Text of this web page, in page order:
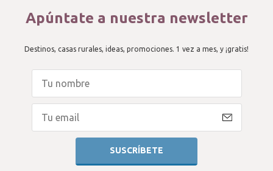
Apúntate a nuestra newsletter
Destinos, casas rurales, ideas, promociones. 1 vez a mes, y ¡gratis!